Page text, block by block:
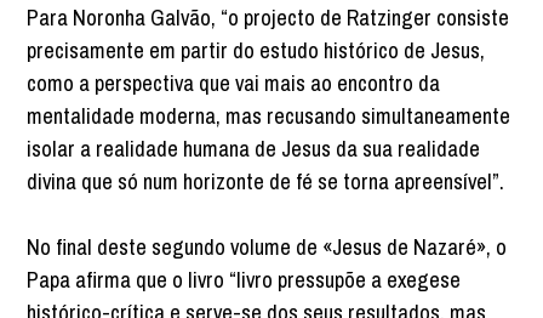
Para Noronha Galvão, “o projecto de Ratzinger consiste
precisamente em partir do estudo histórico de Jesus,
como a perspectiva que vai mais ao encontro da
mentalidade moderna, mas recusando simultaneamente
isolar a realidade humana de Jesus da sua realidade
divina que só num horizonte de fé se torna apreensível”.
No final deste segundo volume de «Jesus de Nazaré», o
Papa afirma que o livro “livro pressupõe a exegese